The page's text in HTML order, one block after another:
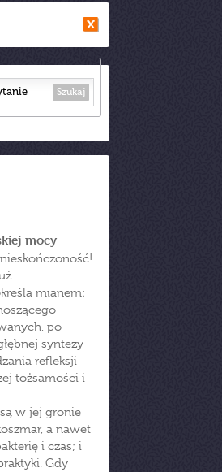
Szukaj
mocy
mianem:
po
syntezy
refleksji
tożsamości i
w jej gronie
a nawet
i czas; i
Gdy